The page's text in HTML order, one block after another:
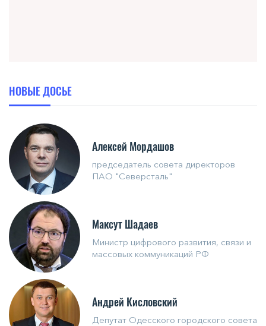
НОВЫЕ ДОСЬЕ
Алексей Мордашов
председатель совета директоров
ПАО "Северсталь"
Максут Шадаев
Министр цифрового развития, связи и
массовых коммуникаций РФ
Андрей Кисловский
Депутат Одесского городского совета